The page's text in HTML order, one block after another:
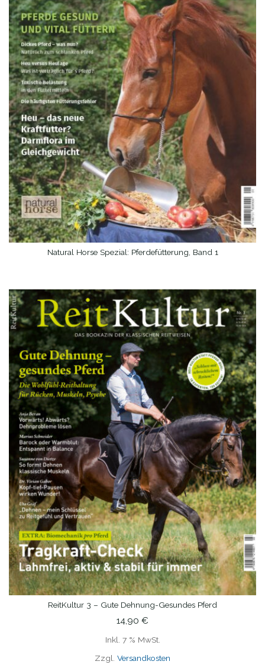
WEITERLESEN
Natural Horse Spezial: Pferdefütterung, Band 1
IN DEN WARENKORB
ReitKultur 3 – Gute Dehnung-Gesundes Pferd
14,90 €
Inkl. 7 % MwSt.
Zzgl. Versandkosten